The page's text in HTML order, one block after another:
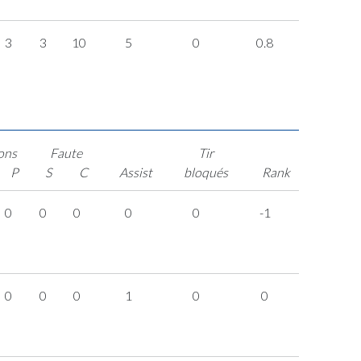
3 3 10 5 0 0.8
P
Faute
S
C Assist
Tir
bloqués
Rank
0 0 0 0 0 -1
0 0 0 1 0 0